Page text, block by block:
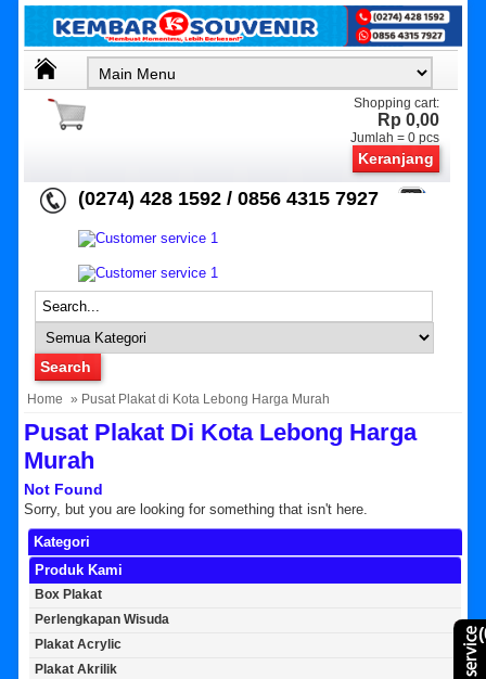
Shopping cart:
Rp 0,00
Jumlah =0 pcs
Keranjang
(0274) 428 1592 / 0856 4315 7927
Home » Pusat Plakat di Kota Lebong Harga Murah
Pusat Plakat Di Kota Lebong Harga
Murah
Not Found
Sorry, but you are looking for something that isn't here.
Kategori
Produk Kami
Box Plakat
Perlengkapan Wisuda
Plakat Acrylic
Plakat Akrilik